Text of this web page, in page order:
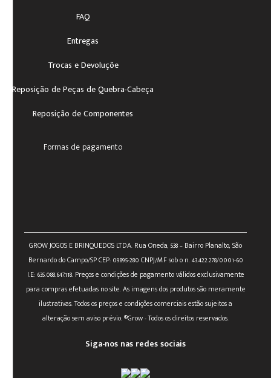
FAQ
Entregas
Trocas e Devoluçõe
Reposição de Peças de Quebra-Cabeça
Reposição de Componentes
Formas de pagamento
GROW JOGOS E BRINQUEDOS LTDA. Rua Oneda, 538 – Bairro Planalto, São
Bernardo do Campo/SP CEP: 09895-280 CNPJ/MF sob o n. 43.422.278/0001-60
I.E: 635.088.647.118. Preços e condições de pagamento válidos exclusivamente
para compras efetuadas no site. As imagens dos produtos são meramente
ilustrativas. Todos os preços e condições comerciais estão sujeitos a
alteração sem aviso prévio. ®Grow - Todos os direitos reservados.
Siga-nos nas redes sociais